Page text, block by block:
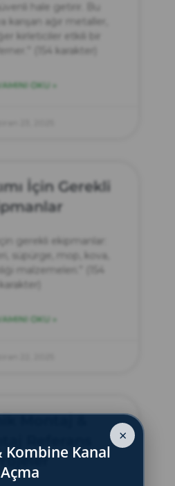
hale getirir. Bu
karışan ağır metaller,
kirleticiler etkili bir
(154 karakter)
OKU »
İçin Gerekli
için gerekli ekipmanlar:
süpürge, mop, kova,
malzemeleri.” (154
karakter)
OKU »
Montaj &
×
Kombine Kanal
Açma